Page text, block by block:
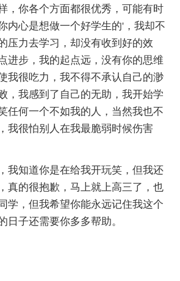
，你各个方面都很优秀，可能有时
内心是想做一个好学生的'，我却不
压力去学习，却没有收到好的效
进步，我的起点远，没有你的思维
我很吃力，我不得不承认自己的渺
，我感到了自己的无助，我开始学
任何一个不如我的人，当然我也不
我很怕别人在我最脆弱时候伤害
我知道你是在给我开玩笑，但我还
真的很抱歉，马上就上高三了，也
学，但我希望你能永远记住我这个
日子还需要你多多帮助。